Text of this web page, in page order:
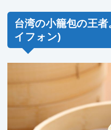
台湾の小籠包の王
イフォン)